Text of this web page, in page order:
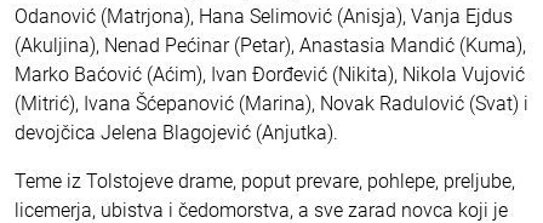
Odanović (Matrjona), Hana Selimović (Anisja), Vanja Ejdus
(Akuljina), Nenad Pećinar (Petar), Anastasia Mandić (Kuma),
Marko Baćović (Aćim), Ivan Đorđević (Nikita), Nikola Vujović
(Mitrić), Ivana Šćepanović (Marina), Novak Radulović (Svat) i
devojčica Jelena Blagojević (Anjutka).
Teme iz Tolstojeve drame, poput prevare, pohlepe, preljube,
licemerja, ubistva i čedomorstva, a sve zarad novca koji je